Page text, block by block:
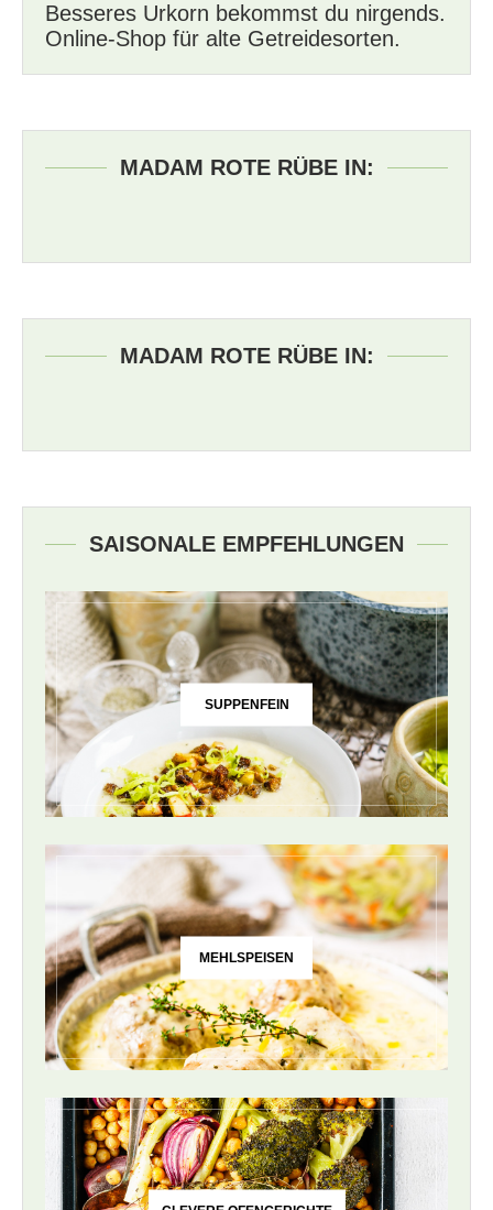
Besseres Urkorn bekommst du nirgends.
Online-Shop für alte Getreidesorten.
MADAM ROTE RÜBE IN:
MADAM ROTE RÜBE IN:
SAISONALE EMPFEHLUNGEN
SUPPENFEIN
MEHLSPEISEN